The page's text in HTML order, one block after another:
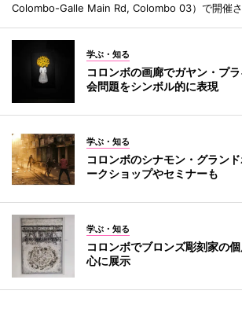
Colombo-Galle Main Rd, Colombo 03）で開催さ
学ぶ・知る
コロンボの画廊でガヤン・プ
会問題をシンボル的に表現
学ぶ・知る
コロンボのシナモン・グラン
ークショップやセミナーも
学ぶ・知る
コロンボでブロンズ彫刻家の
心に展示